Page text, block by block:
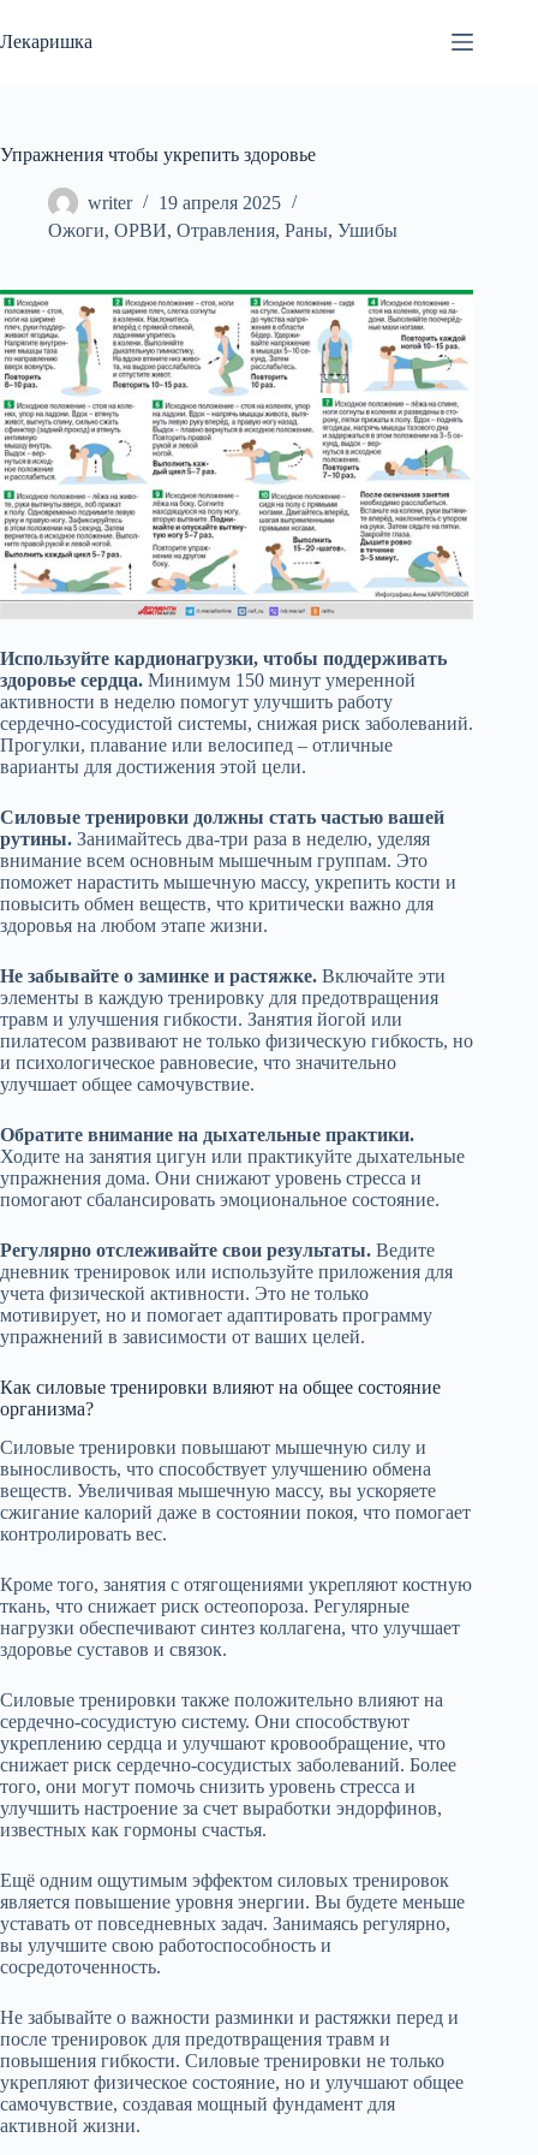
к
сути
Лекаришка
Упражнения чтобы укрепить здоровье
writer
19 апреля 2025
Ожоги, ОРВИ, Отравления, Раны, Ушибы
Используйте кардионагрузки, чтобы поддерживать
здоровье сердца. Минимум 150 минут умеренной
активности в неделю помогут улучшить работу
сердечно-сосудистой системы, снижая риск заболеваний.
Прогулки, плавание или велосипед – отличные
варианты для достижения этой цели.
Силовые тренировки должны стать частью вашей
рутины. Занимайтесь два-три раза в неделю, уделяя
внимание всем основным мышечным группам. Это
поможет нарастить мышечную массу, укрепить кости и
повысить обмен веществ, что критически важно для
здоровья на любом этапе жизни.
Не забывайте о заминке и растяжке. Включайте эти
элементы в каждую тренировку для предотвращения
травм и улучшения гибкости. Занятия йогой или
пилатесом развивают не только физическую гибкость, но
и психологическое равновесие, что значительно
улучшает общее самочувствие.
Обратите внимание на дыхательные практики.
Ходите на занятия цигун или практикуйте дыхательные
упражнения дома. Они снижают уровень стресса и
помогают сбалансировать эмоциональное состояние.
Регулярно отслеживайте свои результаты. Ведите
дневник тренировок или используйте приложения для
учета физической активности. Это не только
мотивирует, но и помогает адаптировать программу
упражнений в зависимости от ваших целей.
Как силовые тренировки влияют на общее состояние
организма?
Силовые тренировки повышают мышечную силу и
выносливость, что способствует улучшению обмена
веществ. Увеличивая мышечную массу, вы ускоряете
сжигание калорий даже в состоянии покоя, что помогает
контролировать вес.
Кроме того, занятия с отягощениями укрепляют костную
ткань, что снижает риск остеопороза. Регулярные
нагрузки обеспечивают синтез коллагена, что улучшает
здоровье суставов и связок.
Силовые тренировки также положительно влияют на
сердечно-сосудистую систему. Они способствуют
укреплению сердца и улучшают кровообращение, что
снижает риск сердечно-сосудистых заболеваний. Более
того, они могут помочь снизить уровень стресса и
улучшить настроение за счет выработки эндорфинов,
известных как гормоны счастья.
Ещё одним ощутимым эффектом силовых тренировок
является повышение уровня энергии. Вы будете меньше
уставать от повседневных задач. Занимаясь регулярно,
вы улучшите свою работоспособность и
сосредоточенность.
Не забывайте о важности разминки и растяжки перед и
после тренировок для предотвращения травм и
повышения гибкости. Силовые тренировки не только
укрепляют физическое состояние, но и улучшают общее
самочувствие, создавая мощный фундамент для
активной жизни.